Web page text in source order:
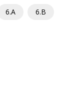
6.A 6.B